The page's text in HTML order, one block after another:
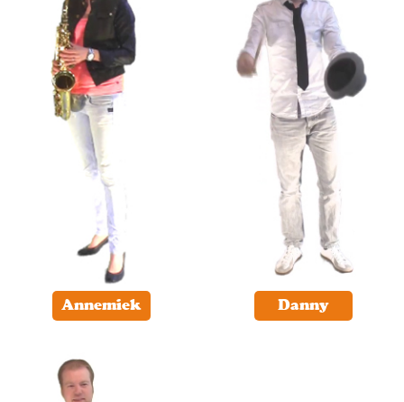
Annemiek Danny